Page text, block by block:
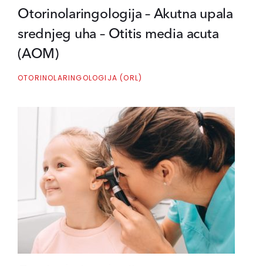
Otorinolaringologija – Akutna upala
srednjeg uha – Otitis media acuta
(AOM)
OTORINOLARINGOLOGIJA (ORL)